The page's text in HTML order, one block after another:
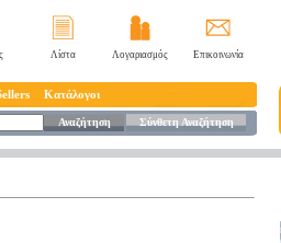
Λίστα Λογαριασμός Επικοινωνία
Κατάλογοι
Αναζήτηση Σύνθετη Αναζήτηση